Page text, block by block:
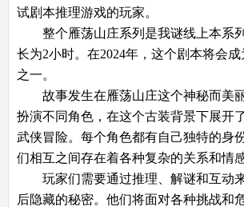
试剧本推理游戏的玩家。
整个雁荡山庄系列是我谜线上本系
长为2小时。在2024年，这个剧本将会
之一。
故事发生在雁荡山庄这个神秘而美
扮演不同角色，在这个古装背景下展开
武侠冒险。每个角色都有自己独特的身
们相互之间存在着各种复杂的关系和情
玩家们需要通过推理、解谜和互动
后隐藏的秘密。他们将面对各种挑战和